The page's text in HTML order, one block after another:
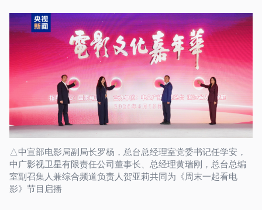
△中宣部电影局副局长罗杨，总台总经理室党委书记任学安，
中广影视卫星有限责任公司董事长、总经理黄瑞刚，总台总编
室副召集人兼综合频道负责人贺亚莉共同为《周末一起看电
影》节目启播